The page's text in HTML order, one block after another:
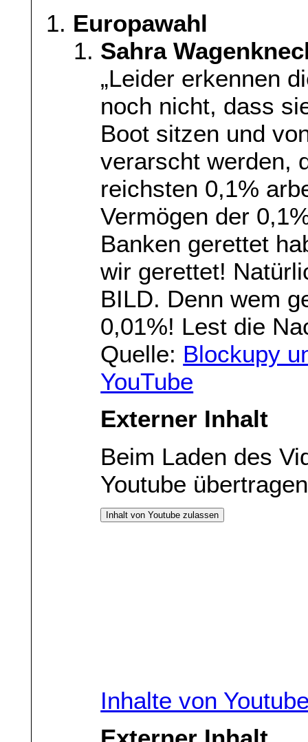
Europawahl
Sahra
„Leider erkennen
noch nicht, dass
Boot sitzen und
verarscht werden,
reichsten 0,1%
Vermögen der
Banken gerettet
wir gerettet!
BILD. Denn wem
0,01%! Lest die
Quelle: Blockupy
YouTube
Externer Inhalt
Beim Laden des
Youtube
Inhalt von Youtube zulassen
Inhalte von